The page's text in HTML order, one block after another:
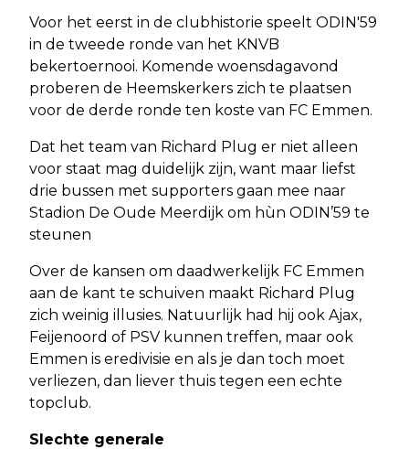
Voor het eerst in de clubhistorie speelt ODIN'59
in de tweede ronde van het KNVB
bekertoernooi. Komende woensdagavond
proberen de Heemskerkers zich te plaatsen
voor de derde ronde ten koste van FC Emmen.
Dat het team van Richard Plug er niet alleen
voor staat mag duidelijk zijn, want maar liefst
drie bussen met supporters gaan mee naar
Stadion De Oude Meerdijk om hùn ODIN’59 te
steunen
Over de kansen om daadwerkelijk FC Emmen
aan de kant te schuiven maakt Richard Plug
zich weinig illusies. Natuurlijk had hij ook Ajax,
Feijenoord of PSV kunnen treffen, maar ook
Emmen is eredivisie en als je dan toch moet
verliezen, dan liever thuis tegen een echte
topclub.
Slechte generale